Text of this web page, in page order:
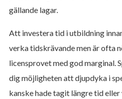
gällande lagar.
Att investera tid i utbildning
verka tidskrävande men är ofta
licensprovet med god marginal.
dig möjligheten att djupdyka i
kanske hade tagit längre tid